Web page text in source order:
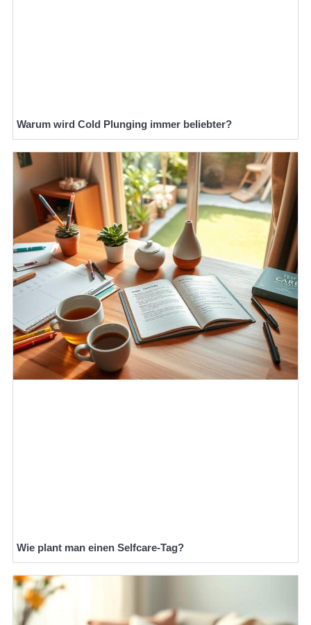
Warum wird Cold Plunging immer beliebter?
Wie plant man einen Selfcare-Tag?